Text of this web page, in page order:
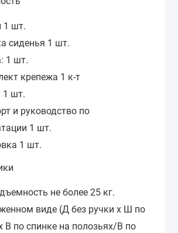
1 шт.
сиденья 1 шт.
1 шт.
крепежа 1 к-т
1 шт.
и руководство по
1 шт.
1 шт.
не более 25 кг.
виде (Д без ручки х Ш по
В по спинке на полозьях/В по